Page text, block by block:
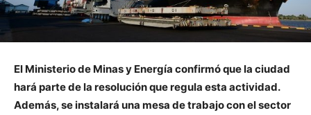
El Ministerio de Minas y Energía confirmó que la ciudad
hará parte de la resolución que regula esta actividad.
Además, se instalará una mesa de trabajo con el sector